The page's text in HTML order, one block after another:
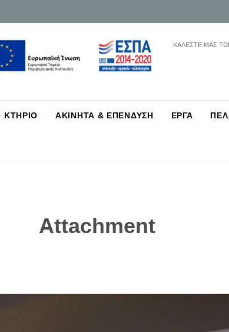
ΚΑΛΕΣΤΕ ΜΑΣ
to
ΚΤΗΡΙΟ ΑΚΙΝΗΤΑ & ΕΠΕΝΔΥΣΗ ΕΡΓΑ
Attachment